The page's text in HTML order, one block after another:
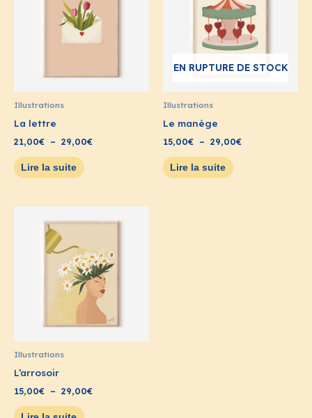
Illustrations
La lettre
21,00€ – 29,00€
29,00€
Lire la suite
EN RUPTURE DE STOCK
Illustrations
Le manège
15,00€ – 29,00€
à
29,00€
Lire la suite
Illustrations
L’arrosoir
15,00€ – 29,00€
de
à
29,00€